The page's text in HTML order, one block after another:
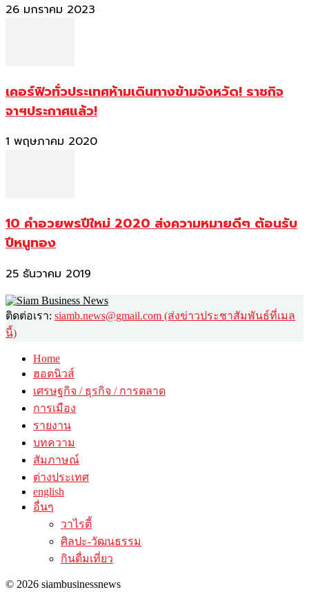
26 มกราคม 2023
เคอร์ฟิวทั่วประเทศห้ามเดินทางข้ามจังหวัด! ราชกิจ
จาฯประกาศแล้ว!
1 พฤษภาคม 2020
10 คำอวยพรปีใหม่ 2020 ส่งความหมายดีๆ ต้อนรับ
ปีหนูทอง
25 ธันวาคม 2019
ติดต่อเรา: siamb.news@gmail.com (ส่งข่าวประชาสัมพันธ์ที่เมล
นี้)
Home
ฮอตนิวส์
เศรษฐกิจ / ธุรกิจ / การตลาด
การเมือง
รายงาน
บทความ
สัมภาษณ์
ต่างประเทศ
english
อื่นๆ
วาไรตี้
ศิลปะ-วัฒนธรรม
กินดื่มเที่ยว
© 2026 siambusinessnews